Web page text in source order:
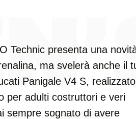
Technic presenta una
ma svelerà anche il
Panigale V4 S,
per adulti costruttori e veri
sempre sognato di avere